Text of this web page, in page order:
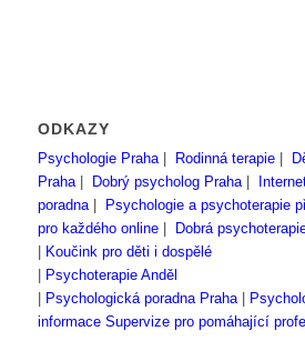
ODKAZY
Psychologie Praha| Rodinná terapie|
Praha| Dobrý psycholog Praha|
poradna| Psychologie a psychoterapie
pro každého online|
Dobrá
Koučink pro děti i dospělé
Psychoterapie Anděl
Psychologická poradna Praha|
informace Supervize pro pomáhající